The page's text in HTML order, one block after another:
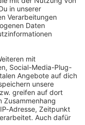
sagen?